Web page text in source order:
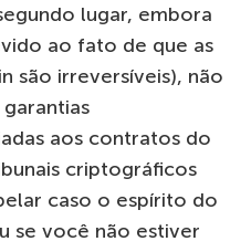
lugar, embora
ao fato de que as
são irreversíveis), não
aos contratos do
criptográficos
caso o espírito do
se você não estiver